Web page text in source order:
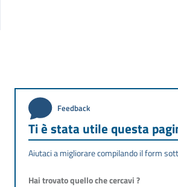
Feedback
Ti è stata utile questa
Aiutaci a migliorare compilando il form
Hai trovato quello che cercavi ?